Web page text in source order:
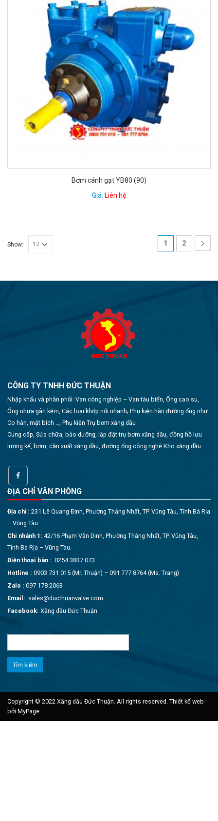
Bơm cánh gạt YB80 (90)
Giá: Liên hệ
Show: 1 2
CÔNG TY TNHH ĐỨC THUẬN
Nhập khẩu và phân phối: Van công nghiệp – Van tàu biển, Ống cao su,
Ống nhựa gân kẽm, Các loại khớp nối nhanh; Phụ kiện hàn đường ống như
Co hàn, mặt bích …, Phụ kiện Trụ bơm xăng dầu
Cung cấp, Sửa chữa, bảo dưỡng, lắp đặt trụ bơm xăng dầu, đồng hồ lưu
lượng kế, bơm, cần xuất xăng dầu, đường ống công nghệ Kho xăng dầu
ĐỊA CHỈ VĂN PHÒNG
Địa chỉ : 231 Lê Quang Định, Phường Thắng Nhất, TP. Vũng Tàu, Tỉnh Bà Rịa
– Vũng Tàu.
Chi nhánh 1: 42/16 Phạm Văn Dinh, Phường Thắng Nhất, TP. Vũng Tàu,
Tỉnh Bà Rịa – Vũng Tàu.
Điện thoại bàn : 0254.3837 073
Hotline : 0903 731 015 (Mr. Thuận) – 091 777 8764 (Ms. Trang)
Zalo : 097 178 2063
Email: sales@ducthuanvalve.com
Facebook: Xăng dầu Đức Thuận
kiếm
cho:
Copyright © 2022 Xăng dầu Đức Thuận. All rights reserved. Thiết kế web
bởi MyPage